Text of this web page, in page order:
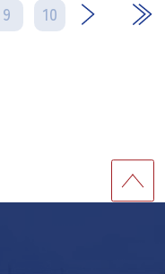
9 10
次 最後